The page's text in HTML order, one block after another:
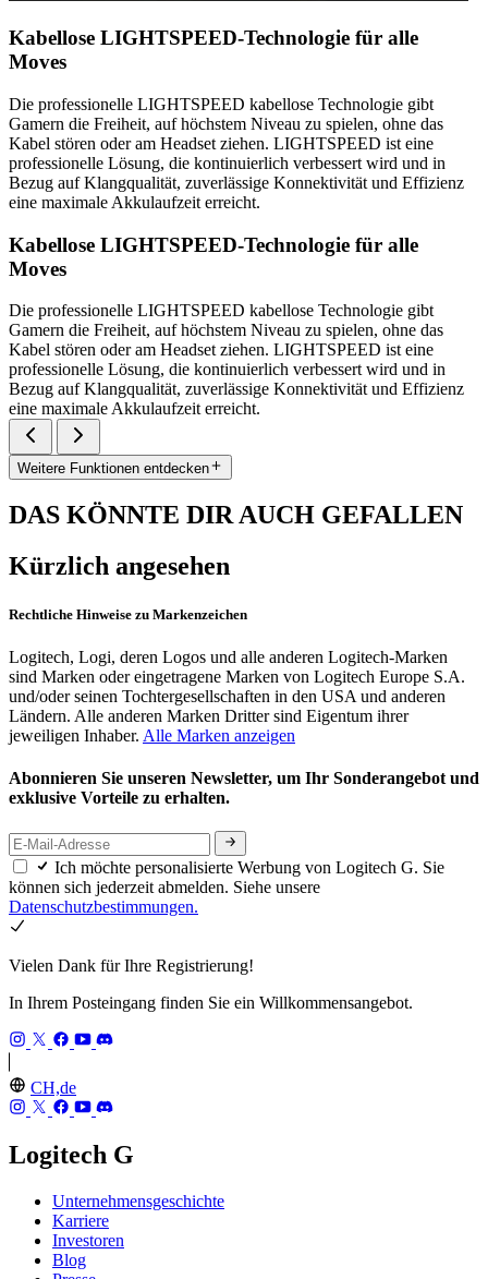
Kabellose LIGHTSPEED-Technologie für alle
Moves
Die professionelle LIGHTSPEED kabellose Technologie gibt
Gamern die Freiheit, auf höchstem Niveau zu spielen, ohne das
Kabel stören oder am Headset ziehen. LIGHTSPEED ist eine
professionelle Lösung, die kontinuierlich verbessert wird und in
Bezug auf Klangqualität, zuverlässige Konnektivität und Effizienz
eine maximale Akkulaufzeit erreicht.
Kabellose LIGHTSPEED-Technologie für alle
Moves
Die professionelle LIGHTSPEED kabellose Technologie gibt
Gamern die Freiheit, auf höchstem Niveau zu spielen, ohne das
Kabel stören oder am Headset ziehen. LIGHTSPEED ist eine
professionelle Lösung, die kontinuierlich verbessert wird und in
Bezug auf Klangqualität, zuverlässige Konnektivität und Effizienz
eine maximale Akkulaufzeit erreicht.
Weitere Funktionen entdecken
DAS KÖNNTE DIR AUCH GEFALLEN
Kürzlich angesehen
Rechtliche Hinweise zu Markenzeichen
Logitech, Logi, deren Logos und alle anderen Logitech-Marken
sind Marken oder eingetragene Marken von Logitech Europe S.A.
und/oder seinen Tochtergesellschaften in den USA und anderen
Ländern. Alle anderen Marken Dritter sind Eigentum ihrer
jeweiligen Inhaber. Alle Marken anzeigen
Abonnieren Sie unseren Newsletter, um Ihr Sonderangebot und
exklusive Vorteile zu erhalten.
Ich möchte personalisierte Werbung von Logitech G. Sie
können sich jederzeit abmelden. Siehe unsere
Datenschutzbestimmungen.
Vielen Dank für Ihre Registrierung!
In Ihrem Posteingang finden Sie ein Willkommensangebot.
CH,de
Logitech G
Unternehmensgeschichte
Karriere
Investoren
Blog